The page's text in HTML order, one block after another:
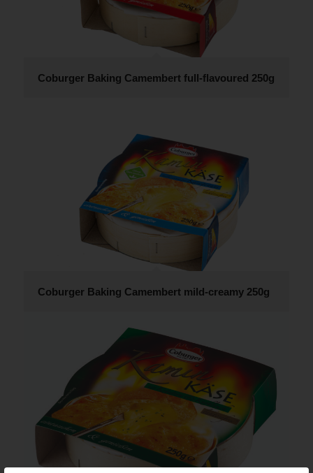
Coburger Baking Camembert full-flavoured 250g
Coburger Baking Camembert mild-creamy 250g